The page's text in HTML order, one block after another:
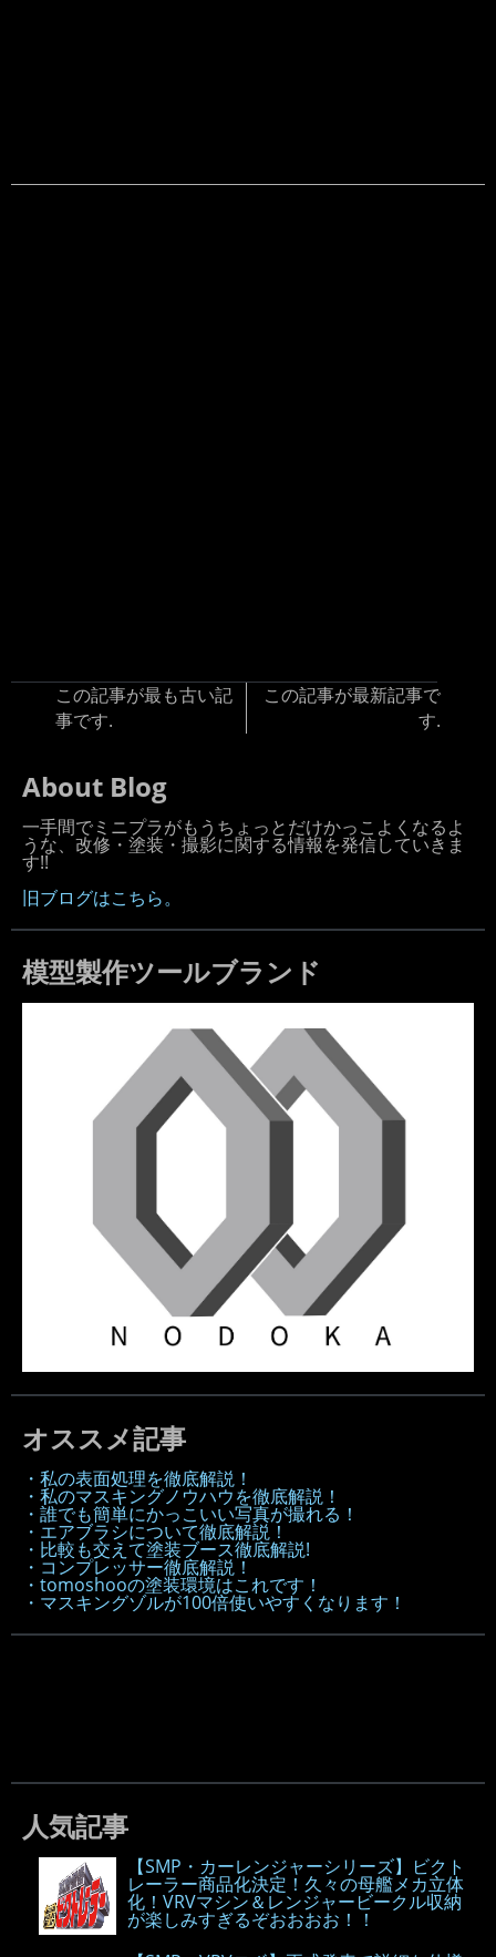
この記事が最も古い記
事です.
この記事が最新記事で
す.
About Blog
一手間でミニプラがもうちょっとだけかっこよくなるよ
うな、改修・塗装・撮影に関する情報を発信していきま
す!!
旧ブログはこちら。
模型製作ツールブランド
オススメ記事
・私の表面処理を徹底解説！
・私のマスキングノウハウを徹底解説！
・誰でも簡単にかっこいい写真が撮れる！
・エアブラシについて徹底解説！
・比較も交えて塗装ブース徹底解説!
・コンプレッサー徹底解説！
・tomoshooの塗装環境はこれです！
・マスキングゾルが100倍使いやすくなります！
人気記事
【SMP・カーレンジャーシリーズ】ビクト
レーラー商品化決定！久々の母艦メカ立体
化！VRVマシン＆レンジャービークル収納
が楽しみすぎるぞおおおお！！